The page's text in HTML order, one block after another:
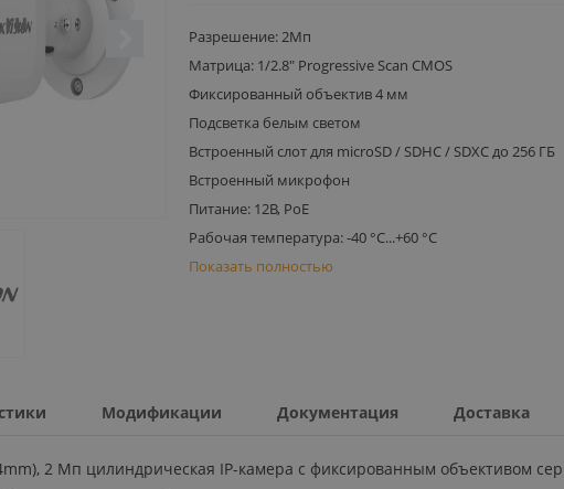
Разрешение: 2Мп
Матрица: 1/2.8" Progressive Scan CMOS
Фиксированный объектив 4 мм
Подсветка белым светом
Встроенный слот для microSD / SDHC / SDXC до 256 ГБ
Встроенный микрофон
Питание: 12В, PoE
Рабочая температура: -40 °C...+60 °C
Показать полностью
Модификации Документация Доставка
2 Мп цилиндрическая IP-камера с фиксированным объективом